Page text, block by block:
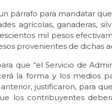
párrafo para mandatar
agrícolas, ganaderas,
mil pesos
provenientes de dichas
que “el Servicio de
la forma y los medios
justificaron, para
los contribuyentes